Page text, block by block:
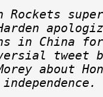
Rockets
in China
tweet
about